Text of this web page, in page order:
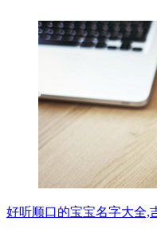
好听顺口的宝宝名字大全,